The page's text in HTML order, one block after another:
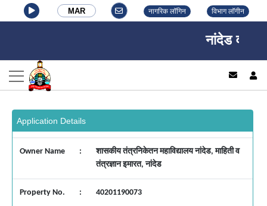
MAR नागरिक लॉगिन विभाग लॉगीन
नांदेड
Application Details
Owner Name :
शासकीय तंत्रनिकेतन महाविद्यालय नांदेड, माहिती व
तंत्रज्ञान इमारत, नांदेड
Property No. : 40201190073